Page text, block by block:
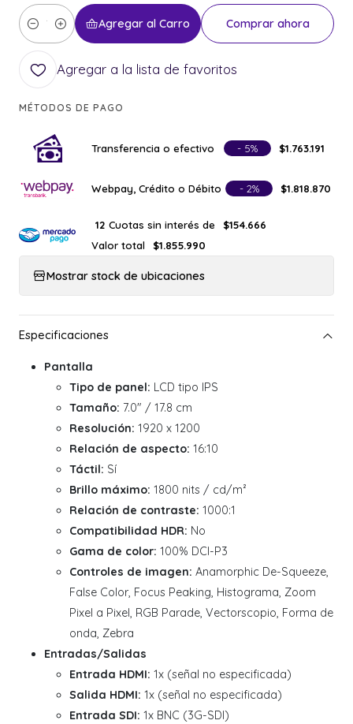
Cantidad
Agregar al Carro Comprar ahora
Agregar a la lista de favoritos
MÉTODOS DE PAGO
Transferencia o efectivo - 5% $1.763.191
Webpay, Crédito o Débito - 2% $1.818.870
12 Cuotas sin interés de
$154.666
Valor total
$1.855.990
Mostrar stock de ubicaciones
Pantalla
Tipo de panel: LCD tipo IPS
Tamaño: 7.0" / 17.8 cm
Resolución: 1920 x 1200
Relación de aspecto: 16:10
Táctil: Sí
Brillo máximo: 1800 nits / cd/m²
Relación de contraste: 1000:1
Compatibilidad HDR: No
Gama de color: 100% DCI-P3
Controles de imagen: Anamorphic De-Squeeze,
False Color, Focus Peaking, Histograma, Zoom
Pixel a Pixel, RGB Parade, Vectorscopio, Forma de
onda, Zebra
Entradas/Salidas
Entrada HDMI: 1x (señal no especificada)
Salida HDMI: 1x (señal no especificada)
Entrada SDI: 1x BNC (3G-SDI)